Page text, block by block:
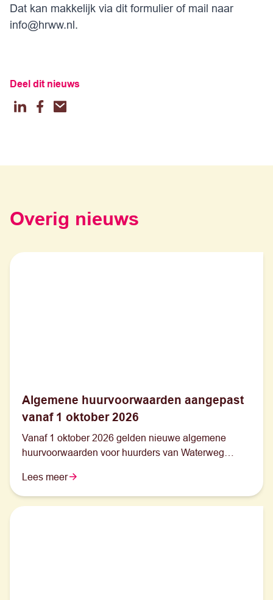
Dat kan makkelijk via dit formulier of mail naar
info@hrww.nl.
Deel dit nieuws
LinkedInFacebook
Email
Overig nieuws
Algemene huurvoorwaarden aangepast
vanaf 1 oktober 2026
Vanaf 1 oktober 2026 gelden nieuwe algemene
huurvoorwaarden voor huurders van Waterweg
Lees meer